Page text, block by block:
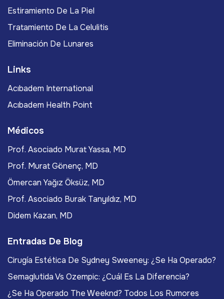
Estiramiento De La Piel
Tratamiento De La Celulitis
Eliminación De Lunares
Links
Acıbadem International
Acıbadem Health Point
Médicos
Prof. Asociado Murat Yassa, MD
Prof. Murat Gönenç, MD
Ömercan Yağız Öksüz, MD
Prof. Asociado Burak Tanyıldız, MD
Didem Kazan, MD
Entradas De Blog
Cirugía Estética De Sydney Sweeney: ¿Se Ha Operado?
Semaglutida Vs Ozempic: ¿Cuál Es La Diferencia?
¿Se Ha Operado The Weeknd? Todos Los Rumores